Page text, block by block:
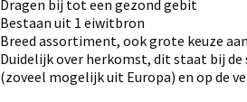
Dragen bij tot een gezond gebit
Bestaan uit 1 eiwitbron
Breed assortiment, ook grote keuze
Duidelijk over herkomst, dit staat bij
(zoveel mogelijk uit Europa) en op de